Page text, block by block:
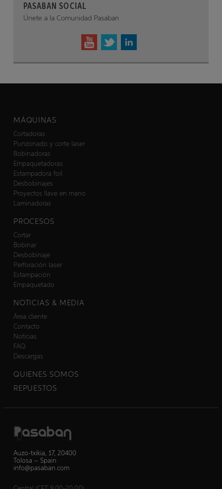
PASABAN SOCIAL
Únete a la Comunidad Pasaban
MÁQUINAS
Cortadoras
Punzonado y corte laser
Bobinadoras
Empaquetadoras
Estampadora foil
Desbobinajes
Proyectos llave en mano
Laminadoras
PROCESOS
Cortar
Bobinar
Desbobinaje
Perforación laser
Estampación
Empaquetado
NOTICIAS & MEDIA
Área cliente
Contacto
Noticias
FAQ
Descargas
QUIENES SOMOS
REPUESTOS
Auzo-txikia, 17, 20400
Tolosa – Spain
info@pasaban.com